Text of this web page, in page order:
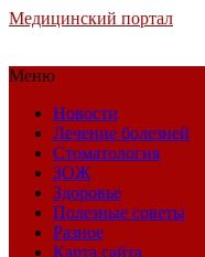
Медицинский портал
Меню
Новости
Лечение болезней
Стоматология
ЗОЖ
Здоровье
Полезные советы
Разное
Карта сайта